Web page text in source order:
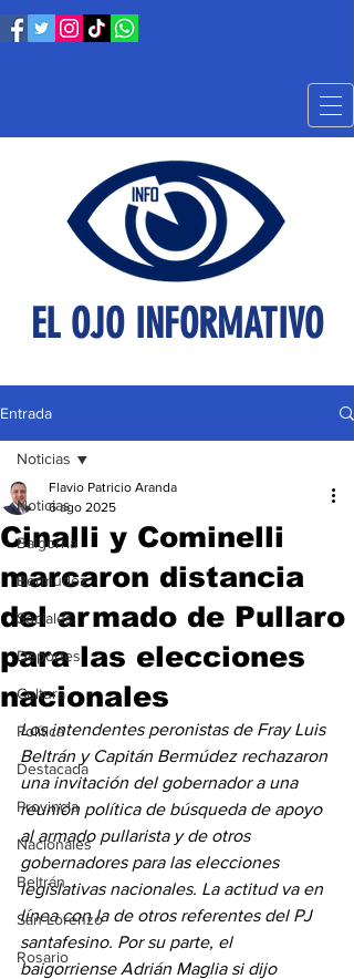
EL OJO INFORMATIVO
Entrada
Noticias
Baigorria
Bermúdez
Sociales
Deportes
Cultura
Política
Destacada
Provincia
Nacionales
Beltrán
San Lorenzo
Rosario
Noticias
Cinalli y Cominelli
marcaron distancia
del armado de Pullaro
para las elecciones
nacionales
Flavio Patricio Aranda
6 ago 2025
Los intendentes peronistas de Fray Luis
Beltrán y Capitán Bermúdez rechazaron
una invitación del gobernador a una
reunión política de búsqueda de apoyo
al armado pullarista y de otros
gobernadores para las elecciones
legislativas nacionales. La actitud va en
línea con la de otros referentes del PJ
santafesino. Por su parte, el
baigorriense Adrián Maglia si dijo